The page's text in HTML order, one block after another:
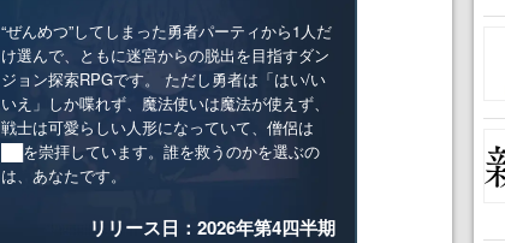
“ぜんめつ”してしまった勇者パーティから1人だ
け選んで、ともに迷宮からの脱出を目指すダン
ジョン探索RPGです。 ただし勇者は「はい/い
いえ」しか喋れず、魔法使いは魔法が使えず、
戦士は可愛らしい人形になっていて、僧侶は
██を崇拝しています。誰を救うのかを選ぶの
は、あなたです。
リリース日：2026年第4四半期